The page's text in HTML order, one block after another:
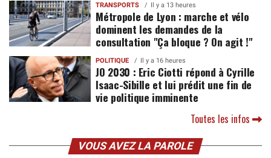
TRANSPORTS Il y a 13 heures
Métropole de Lyon : marche et vélo
dominent les demandes de la
consultation "Ça bloque ? On agit !"
POLITIQUE Il y a 16 heures
JO 2030 : Eric Ciotti répond à Cyrille
Isaac-Sibille et lui prédit une fin de
vie politique imminente
Toutes les infos
VOUS AVEZ LA PAROLE